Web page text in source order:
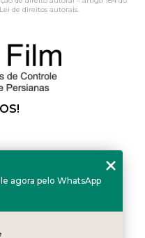
de direitos autorais.
4684
2041
agora pelo WhatsApp